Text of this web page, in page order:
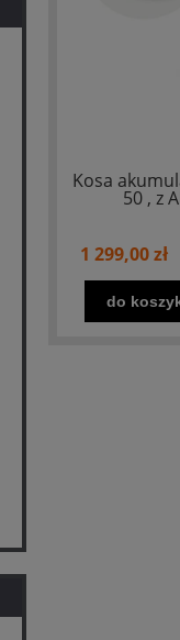
Kosa
50 , z
1 299,00 zł
do